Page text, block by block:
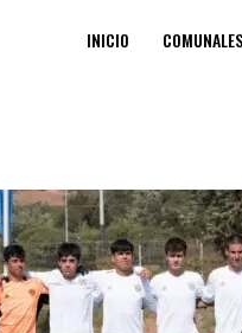
INICIO COMUNALES